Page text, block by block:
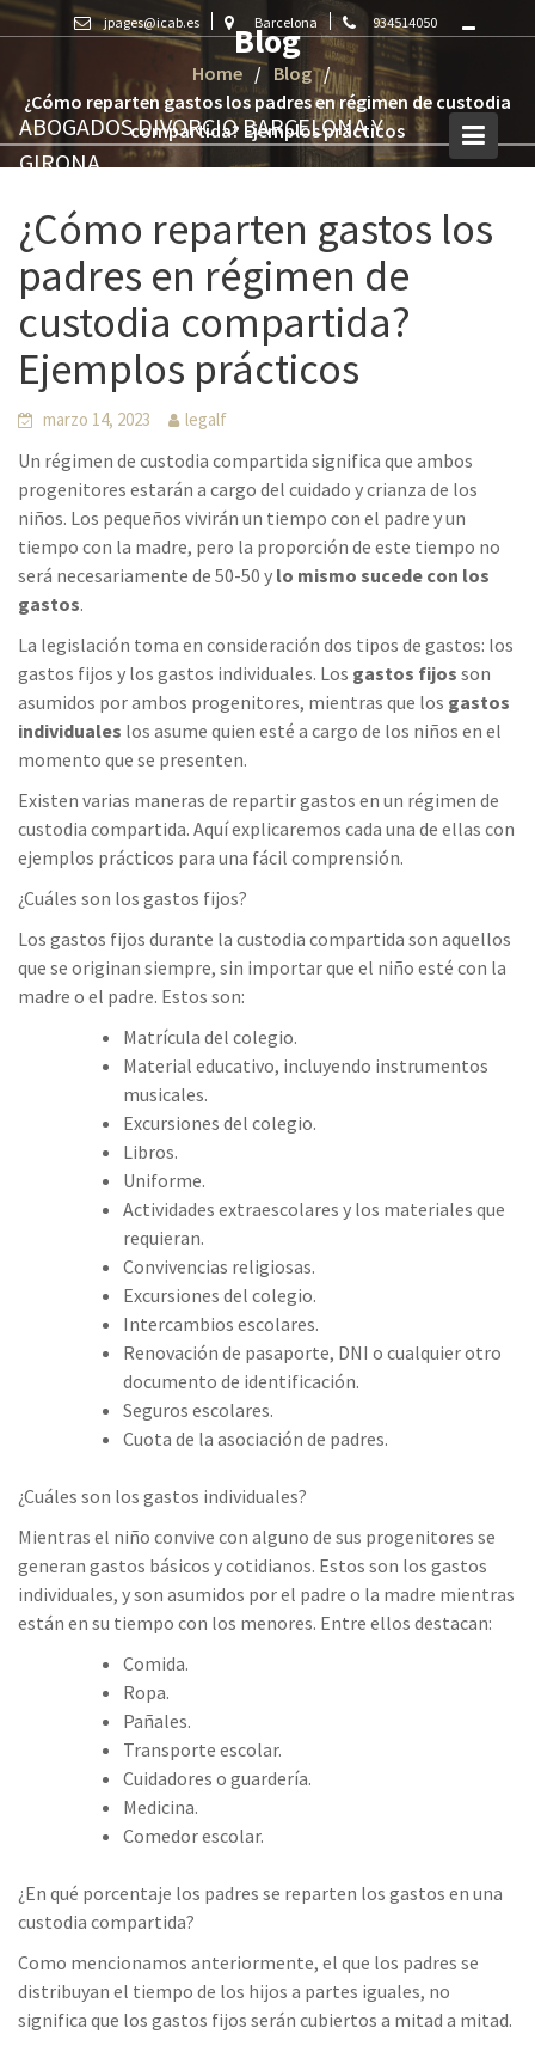
Skip
to
jpages@icab.es Barcelona 934514050
ABOGADOS DIVORCIO BARCELONA Y
GIRONA
Blog
Home
Blog
¿Cómo reparten gastos los padres en régimen de custodia
compartida? Ejemplos prácticos
¿Cómo reparten gastos los
padres en régimen de
custodia compartida?
Ejemplos prácticos
marzo 14, 2023 legalf
Un régimen de custodia compartida significa que ambos
progenitores estarán a cargo del cuidado y crianza de los
niños. Los pequeños vivirán un tiempo con el padre y un
tiempo con la madre, pero la proporción de este tiempo no
será necesariamente de 50-50 y lo mismo sucede con los
gastos.
La legislación toma en consideración dos tipos de gastos: los
gastos fijos y los gastos individuales. Los gastos fijos son
asumidos por ambos progenitores, mientras que los gastos
individuales los asume quien esté a cargo de los niños en el
momento que se presenten.
Existen varias maneras de repartir gastos en un régimen de
custodia compartida. Aquí explicaremos cada una de ellas con
ejemplos prácticos para una fácil comprensión.
¿Cuáles son los gastos fijos?
Los gastos fijos durante la custodia compartida son aquellos
que se originan siempre, sin importar que el niño esté con la
madre o el padre. Estos son:
Matrícula del colegio.
Material educativo, incluyendo instrumentos
musicales.
Excursiones del colegio.
Libros.
Uniforme.
Actividades extraescolares y los materiales que
requieran.
Convivencias religiosas.
Excursiones del colegio.
Intercambios escolares.
Renovación de pasaporte, DNI o cualquier otro
documento de identificación.
Seguros escolares.
Cuota de la asociación de padres.
¿Cuáles son los gastos individuales?
Mientras el niño convive con alguno de sus progenitores se
generan gastos básicos y cotidianos. Estos son los gastos
individuales, y son asumidos por el padre o la madre mientras
están en su tiempo con los menores. Entre ellos destacan:
Comida.
Ropa.
Pañales.
Transporte escolar.
Cuidadores o guardería.
Medicina.
Comedor escolar.
¿En qué porcentaje los padres se reparten los gastos en una
custodia compartida?
Como mencionamos anteriormente, el que los padres se
distribuyan el tiempo de los hijos a partes iguales, no
significa que los gastos fijos serán cubiertos a mitad a mitad.